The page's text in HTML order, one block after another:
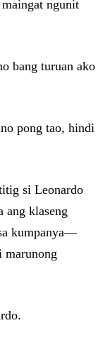
ngunit
bang turuan ako
pong tao, hindi
si Leonardo
ang klaseng
kumpanya—
marunong